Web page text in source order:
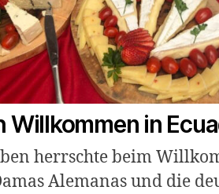
Willkommen in
herrschte beim
Alemanas und die